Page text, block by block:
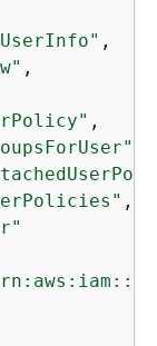
,
,
,
,